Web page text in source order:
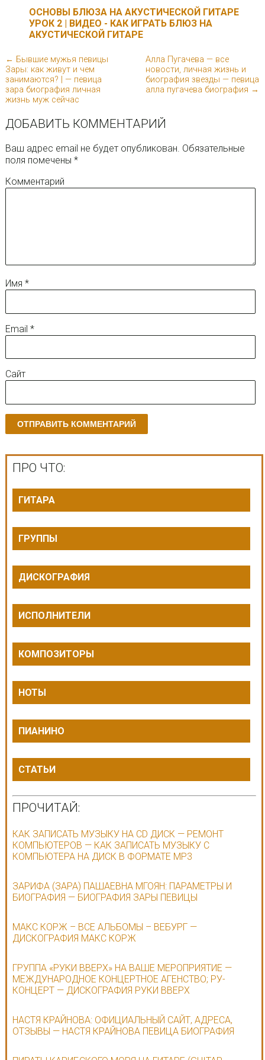
ОСНОВЫ БЛЮЗА НА АКУСТИЧЕСКОЙ ГИТАРЕ
УРОК 2 | ВИДЕО - КАК ИГРАТЬ БЛЮЗ НА
АКУСТИЧЕСКОЙ ГИТАРЕ
← Бывшие мужья певицы
Зары: как живут и чем
занимаются? | — певица
зара биография личная
жизнь муж сейчас
Алла Пугачева — все
новости, личная жизнь и
биография звезды — певица
алла пугачева биография →
ДОБАВИТЬ КОММЕНТАРИЙ
Ваш адрес email не будет опубликован. Обязательные
поля помечены *
Комментарий
Имя *
Email *
Сайт
ПРО ЧТО:
ГИТАРА
ГРУППЫ
ДИСКОГРАФИЯ
ИСПОЛНИТЕЛИ
КОМПОЗИТОРЫ
НОТЫ
ПИАНИНО
СТАТЬИ
ПРОЧИТАЙ:
КАК ЗАПИСАТЬ МУЗЫКУ НА CD ДИСК — РЕМОНТ
КОМПЬЮТЕРОВ — КАК ЗАПИСАТЬ МУЗЫКУ С
КОМПЬЮТЕРА НА ДИСК В ФОРМАТЕ МР3
ЗАРИФА (ЗАРА) ПАШАЕВНА МГОЯН: ПАРАМЕТРЫ И
БИОГРАФИЯ — БИОГРАФИЯ ЗАРЫ ПЕВИЦЫ
МАКС КОРЖ – ВСЕ АЛЬБОМЫ – ВЕБУРГ —
ДИСКОГРАФИЯ МАКС КОРЖ
ГРУППА «РУКИ ВВЕРХ» НА ВАШЕ МЕРОПРИЯТИЕ —
МЕЖДУНАРОДНОЕ КОНЦЕРТНОЕ АГЕНСТВО; РУ-
КОНЦЕРТ — ДИСКОГРАФИЯ РУКИ ВВЕРХ
НАСТЯ КРАЙНОВА: ОФИЦИАЛЬНЫЙ САЙТ, АДРЕСА,
ОТЗЫВЫ — НАСТЯ КРАЙНОВА ПЕВИЦА БИОГРАФИЯ